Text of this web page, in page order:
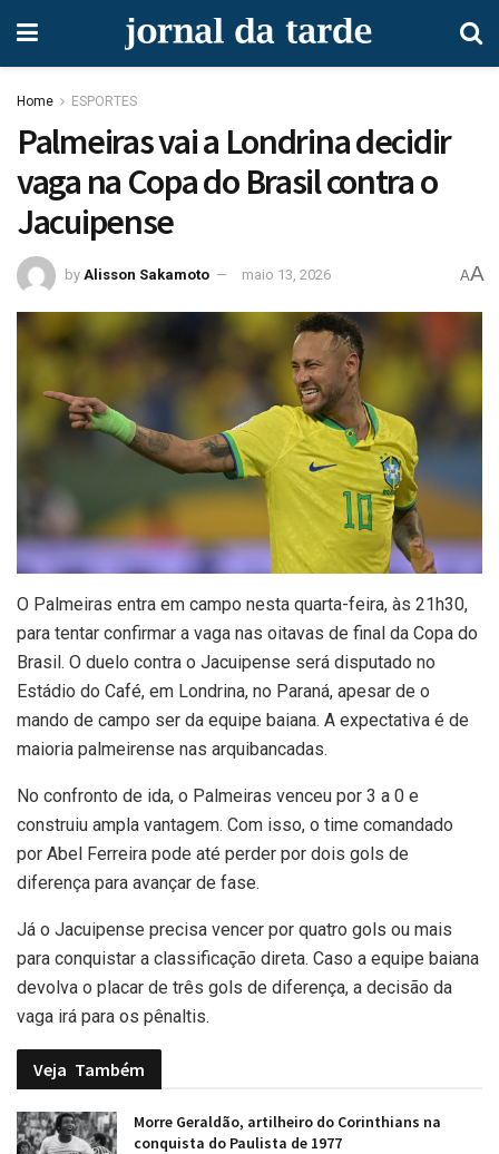
Home ESPORTES
Palmeiras vai a Londrina decidir
vaga na Copa do Brasil contra o
Jacuipense
by Alisson Sakamoto maio 13, 2026 AA
O Palmeiras entra em campo nesta quarta-feira, às 21h30,
para tentar confirmar a vaga nas oitavas de final da Copa do
Brasil. O duelo contra o Jacuipense será disputado no
Estádio do Café, em Londrina, no Paraná, apesar de o
mando de campo ser da equipe baiana. A expectativa é de
maioria palmeirense nas arquibancadas.
No confronto de ida, o Palmeiras venceu por 3 a 0 e
construiu ampla vantagem. Com isso, o time comandado
por Abel Ferreira pode até perder por dois gols de
diferença para avançar de fase.
Já o Jacuipense precisa vencer por quatro gols ou mais
para conquistar a classificação direta. Caso a equipe baiana
devolva o placar de três gols de diferença, a decisão da
vaga irá para os pênaltis.
Veja Também
Morre Geraldão, artilheiro do Corinthians na
conquista do Paulista de 1977